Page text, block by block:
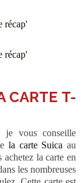
CARTE T-
je vous conseille
la carte Suica au
la carte en
les nombreuses